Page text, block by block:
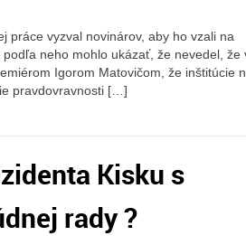
práce vyzval novinárov, aby ho vzali na
neho mohlo ukázať, že nevedel, že
Igorom Matovičom, že inštitúcie
pravdovravnosti […]
Kisku s
rady ?